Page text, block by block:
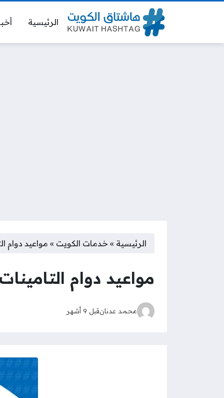
الرئيسية
الرئيسية » خدمات الكويت » مواعيد دوام
مواعيد دوام التامينات
محمد عدنانقبل 9 أشهر